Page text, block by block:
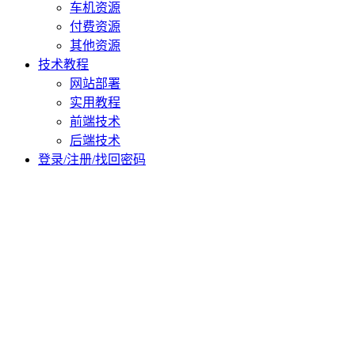
车机资源
付费资源
其他资源
技术教程
网站部署
实用教程
前端技术
后端技术
登录/注册/找回密码